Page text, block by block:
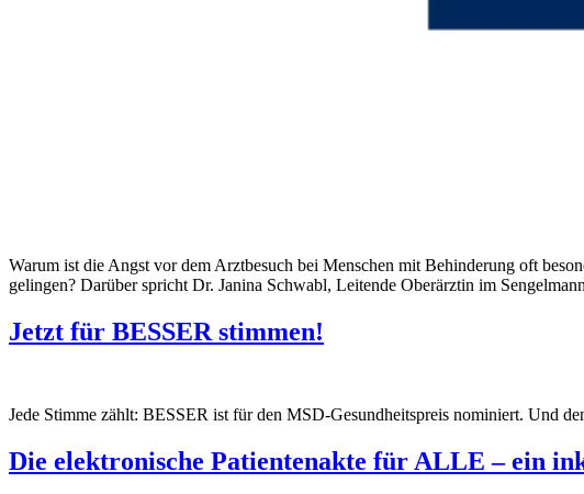
Warum ist die Angst vor dem Arztbesuch bei Menschen mit Behinderung oft
gelingen? Darüber spricht Dr. Janina Schwabl, Leitende Oberärztin im
Jetzt für BESSER stimmen!
Jede Stimme zählt: BESSER ist für den MSD-Gesundheitspreis nominiert. Und
Die elektronische Patientenakte für ALLE – ein